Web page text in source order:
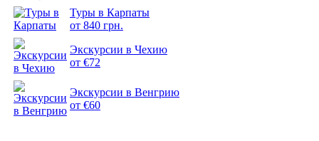
Туры в Карпаты
от 840 грн.
Экскурсии в Чехию
от €72
Экскурсии в Венгрию
от €60